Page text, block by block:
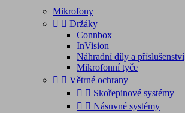
Mikrofony
  Držáky
Connbox
InVision
Náhradní díly a příslušenství
Mikrofonní tyče
  Větrné ochrany
  Skořepinové systémy
  Násuvné systémy